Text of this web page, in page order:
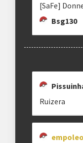
Etapa única
[SaFe]
Bsg130
Ruizera